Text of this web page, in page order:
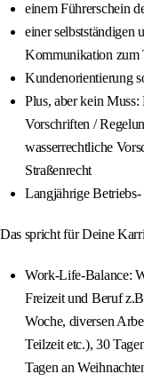
einem Führerschein
einer selbstständigen
Kommunikation zum
Kundenorientierung
Plus, aber kein Muss:
Vorschriften /
wasserrechtliche
Straßenrecht
Langjährige
Das spricht für Deine
Work-Life-Balance:
Freizeit und Beruf
Woche, diversen
Teilzeit etc.), 30
Tagen an